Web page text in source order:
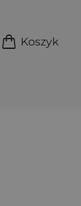
Koszyk